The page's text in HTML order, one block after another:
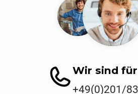
Wir sind
+49(0)201/